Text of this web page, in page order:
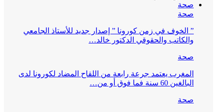
صحة
صحة
” الخوف في زمن كورونا ” إصدار جديد للأستاذ الجامعي
والكاتب والحقوقي الدكتور خالد…
صحة
المغرب يعتمد جرعة رابعة من اللقاح المضاد لكورونا لدى
البالغين 60 سنة فما فوق أو من…
صحة